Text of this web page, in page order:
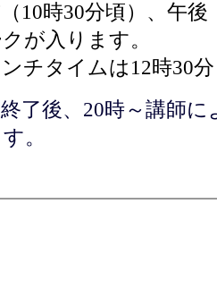
10時30分頃）、午
が入ります。
タイムは12時30分
了後、20時～講師に
。